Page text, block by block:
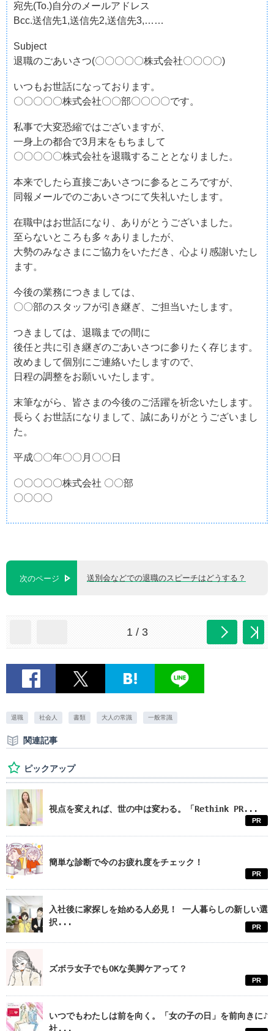
宛先(To.)自分のメールアドレス
Bcc.送信先1,送信先2,送信先3,……
Subject
退職のごあいさつ(〇〇〇〇〇株式会社〇〇〇〇)
いつもお世話になっております。
〇〇〇〇〇株式会社〇〇部〇〇〇〇です。
私事で大変恐縮ではございますが、
一身上の都合で3月末をもちまして
〇〇〇〇〇株式会社を退職することとなりました。
本来でしたら直接ごあいさつに参るところですが、
同報メールでのごあいさつにて失礼いたします。
在職中はお世話になり、ありがとうございました。
至らないところも多々ありましたが、
大勢のみなさまにご協力をいただき、心より感謝いたし
ます。
今後の業務につきましては、
〇〇部のスタッフが引き継ぎ、ご担当いたします。
つきましては、退職までの間に
後任と共に引き継ぎのごあいさつに参りたく存じます。
改めまして個別にご連絡いたしますので、
日程の調整をお願いいたします。
末筆ながら、皆さまの今後のご活躍を祈念いたします。
長らくお世話になりまして、誠にありがとうございまし
た。
平成〇〇年〇〇月〇〇日
〇〇〇〇〇株式会社 〇〇部
〇〇〇〇
次のページ 送別会などでの退職のスピーチはどうする？
1 / 3
退職 社会人 書類 大人の常識 一般常識
関連記事
ピックアップ
視点を変えれば、世の中は変わる。「Rethink PR...
PR
簡単な診断で今のお疲れ度をチェック！
PR
入社後に家探しを始める人必見！ 一人暮らしの新しい選
択...
PR
ズボラ女子でもOKな美脚ケアって？
PR
いつでもわたしは前を向く。「女の子の日」を前向きに♪
社...